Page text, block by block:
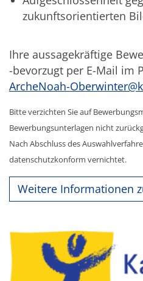
zukunftsorientierten
Ihre aussagekräftige
-bevorzugt per E-Mail im
ArcheNoah-
Bitte verzichten Sie auf
Bewerbungsunterlagen nicht
Nach Abschluss des
datenschutzkonform vernichtet.
Weitere Informationen